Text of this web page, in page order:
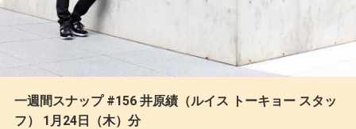
一週間スナップ #156 井原績（ルイス トーキョー スタッ
フ） 1月24日（木）分